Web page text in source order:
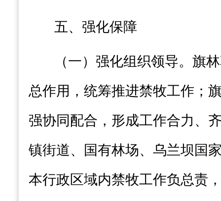
五、强化保障
（一）强化组织领导。 旗
总作用，统筹推进禁牧工作 ；
强协同配合，形成工作合力、
镇街道、国有林场、乌兰坝 国
本行政区域内禁牧工作负总责